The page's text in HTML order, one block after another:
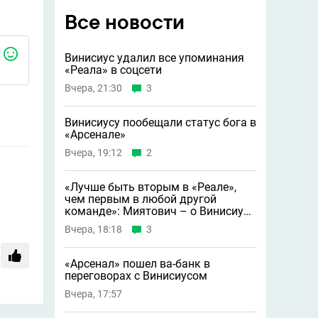
Все новости
Винисиус удалил все упоминания
«Реала» в соцсети
Вчера, 21:30 3
Винисиусу пообещали статус бога в
«Арсенале»
Вчера, 19:12 2
«Лучше быть вторым в «Реале»,
чем первым в любой другой
команде»: Миятович – о Винисиусе
в «Арсенале»
Вчера, 18:18 3
«Арсенал» пошел ва-банк в
переговорах с Винисиусом
Вчера, 17:57